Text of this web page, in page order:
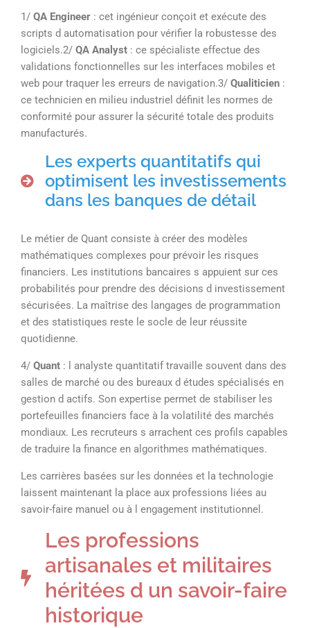
1/ QA Engineer : cet ingénieur conçoit et exécute des
scripts d automatisation pour vérifier la robustesse des
logiciels.2/ QA Analyst : ce spécialiste effectue des
validations fonctionnelles sur les interfaces mobiles et
web pour traquer les erreurs de navigation.3/ Qualiticien :
ce technicien en milieu industriel définit les normes de
conformité pour assurer la sécurité totale des produits
manufacturés.
Les experts quantitatifs qui
optimisent les investissements
dans les banques de détail
Le métier de Quant consiste à créer des modèles
mathématiques complexes pour prévoir les risques
financiers. Les institutions bancaires s appuient sur ces
probabilités pour prendre des décisions d investissement
sécurisées. La maîtrise des langages de programmation
et des statistiques reste le socle de leur réussite
quotidienne.
4/ Quant : l analyste quantitatif travaille souvent dans des
salles de marché ou des bureaux d études spécialisés en
gestion d actifs. Son expertise permet de stabiliser les
portefeuilles financiers face à la volatilité des marchés
mondiaux. Les recruteurs s arrachent ces profils capables
de traduire la finance en algorithmes mathématiques.
Les carrières basées sur les données et la technologie
laissent maintenant la place aux professions liées au
savoir-faire manuel ou à l engagement institutionnel.
Les professions
artisanales et militaires
héritées d un savoir-faire
historique